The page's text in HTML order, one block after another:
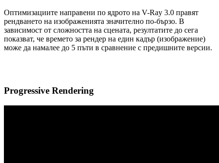
Оптимизациите направени по ядрото на V-Ray 3.0 правят
рендването на изображенията значително по-бързо. В
зависимост от сложността на сцената, резултатите до сега
показват, че времето за рендер на един кадър (изображение)
може да намалее до 5 пъти в сравнение с предишните версии.
Progressive Rendering